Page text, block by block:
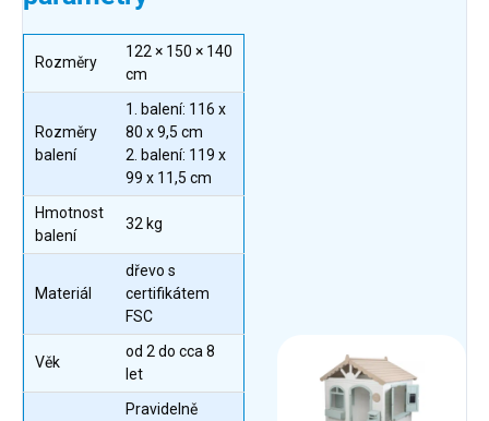
Rozměry
122 × 150 × 140
cm
Rozměry
balení
1. balení: 116 x
80 x 9,5 cm
2. balení: 119 x
99 x 11,5 cm
Hmotnost
balení
32 kg
Materiál
dřevo s
certifikátem
FSC
Věk
od 2 do cca 8
let
Pravidelně